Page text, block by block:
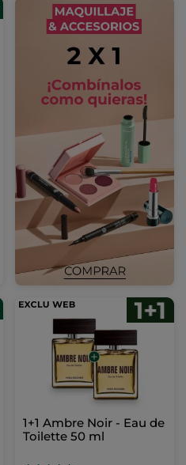
1+1 Ambre Noir - Eau de
Toilette 50 ml